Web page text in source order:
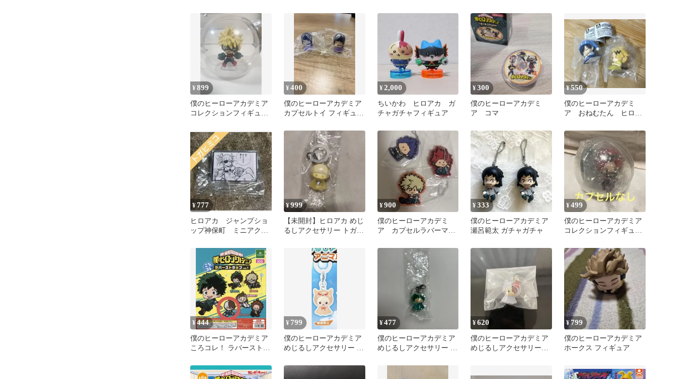
¥899
僕のヒーローアカデミア
コレクションフィギュア
¥400
僕のヒーローアカデミア
カプセルトイ フィギュア
¥2,000
ちいかわ ヒロアカ ガ
チャガチャフィギュア
¥300
僕のヒーローアカデミ
ア コマ
¥550
僕のヒーローアカデミ
ア おねむたん ヒロア
ルトイ
¥777
ヒロアカ ジャンプショ
ップ神保町 ミニアクリ
ャ トガヒミコ
¥999
【未開封】ヒロアカ めじ
るしアクセサリー トガヒ
¥900
僕のヒーローアカデミ
ア カプセルラバーマス
¥333
僕のヒーローアカデミア
瀬呂範太 ガチャガチャ
¥499
僕のヒーローアカデミア
コレクションフィギュ
¥444
僕のヒーローアカデミア
ころコレ！ ラバーストラ
¥ 799
僕のヒーローアカデミア
めじるしアクセサリー ア
¥477
僕のヒーローアカデミア
めじるしアクセサリー 緑
¥620
僕のヒーローアカデミア
めじるしアクセサリー
¥799
僕のヒーローアカデミア
ホークス フィギュア